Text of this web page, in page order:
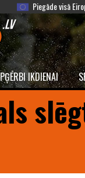
Piegāde visā
IKDIENAI